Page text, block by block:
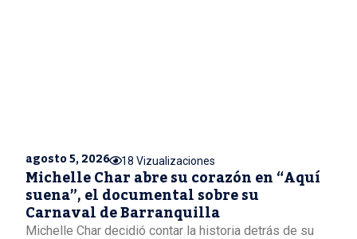
agosto 5, 2026 18 Vizualizaciones
Michelle Char abre su corazón en “Aquí
suena”, el documental sobre su
Carnaval de Barranquilla
Michelle Char decidió contar la historia detrás de su